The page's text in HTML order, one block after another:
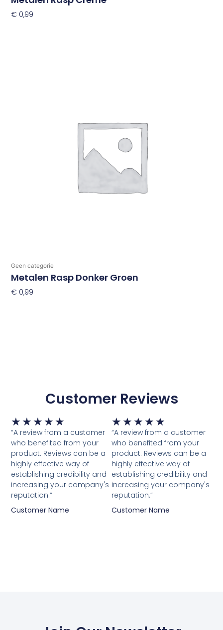
€ 0,99
Geen categorie
Metalen Rasp Donker Groen
€ 0,99
Customer Reviews
★ ★ ★ ★ ★ Waardering
5
van
5
“A review from a customer
who benefited from your
product. Reviews can be a
highly effective way of
establishing credibility and
increasing your company's
reputation.”
Customer Name
★ ★ ★ ★ ★
5
van
5
“A review from a customer
who benefited from your
product. Reviews can be a
highly effective way of
establishing credibility and
increasing your company's
reputation.”
Customer Name